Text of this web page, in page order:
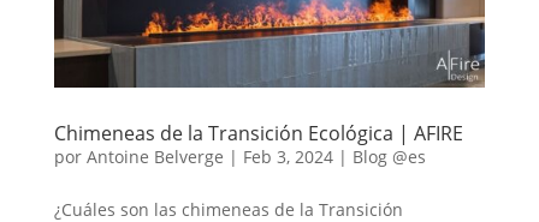
Chimeneas de la Transición Ecológica | AFIRE
por Antoine Belverge | Feb 3, 2024| Blog @es
¿Cuáles son las chimeneas de la Transición